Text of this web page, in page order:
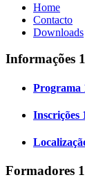
Home
Contacto
Downloads
Informações
Programa
Inscrições
Formadores